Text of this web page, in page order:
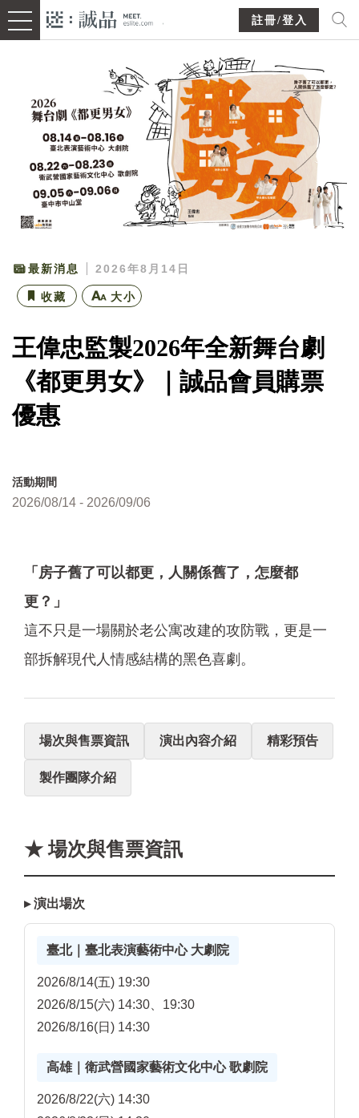
註冊/登入
最新消息 2026年8月14日
收藏 大小
王偉忠監製2026年全新舞台劇
《都更男女》｜誠品會員購票
優惠
活動期間
2026/08/14 - 2026/09/06
「房子舊了可以都更，人關係舊了，怎麼都
更？」
這不只是一場關於老公寓改建的攻防戰，更是一
部拆解現代人情感結構的黑色喜劇。
場次與售票資訊 演出內容介紹 精彩預告
製作團隊介紹
★ 場次與售票資訊
▸ 演出場次
臺北｜臺北表演藝術中心 大劇院
2026/8/14(五) 19:30
2026/8/15(六) 14:30、19:30
2026/8/16(日) 14:30
高雄｜衛武營國家藝術文化中心 歌劇院
2026/8/22(六) 14:30